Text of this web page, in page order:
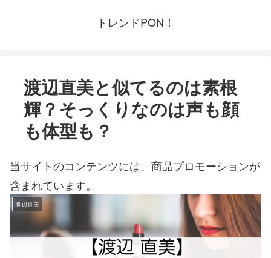
トレンドPON！
渡辺直美と似てるのは素根
輝？そっくりなのは声も顔
も体型も？
当サイトのコンテンツには、商品プロモーションが
含まれています。
渡辺直美